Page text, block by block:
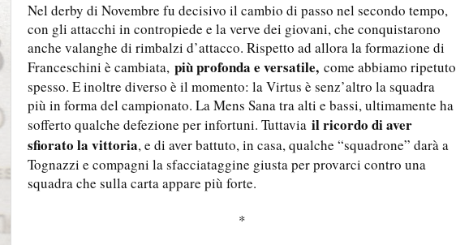
Nel derby di Novembre fu decisivo il cambio di passo nel secondo tempo,
con gli attacchi in contropiede e la verve dei giovani, che conquistarono
anche valanghe di rimbalzi d’attacco. Rispetto ad allora la formazione di
Franceschini è cambiata, più profonda e versatile, come abbiamo ripetuto
spesso. E inoltre diverso è il momento: la Virtus è senz’altro la squadra
più in forma del campionato. La Mens Sana tra alti e bassi, ultimamente ha
sofferto qualche defezione per infortuni. Tuttavia il ricordo di aver
sfiorato la vittoria, e di aver battuto, in casa, qualche “squadrone” darà a
Tognazzi e compagni la sfacciataggine giusta per provarci contro una
squadra che sulla carta appare più forte.
*